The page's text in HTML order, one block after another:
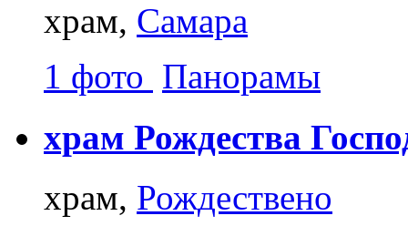
храм, Самара
1 фото Панорамы
храм Рождества
храм, Рождествено